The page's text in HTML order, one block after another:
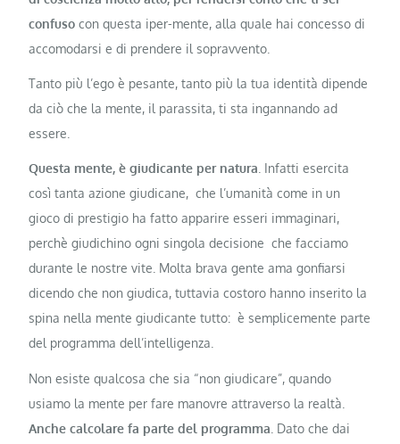
confuso con questa iper-mente, alla quale hai concesso di
accomodarsi e di prendere il sopravvento.
Tanto più l’ego è pesante, tanto più la tua identità dipende
da ciò che la mente, il parassita, ti sta ingannando ad
essere.
Questa mente, è giudicante per natura . Infatti esercita
così tanta azione giudicane, che l’umanità come in un
gioco di prestigio ha fatto apparire esseri immaginari,
perchè giudichino ogni singola decisione che facciamo
durante le nostre vite. Molta brava gente ama gonfiarsi
dicendo che non giudica, tuttavia costoro hanno inserito la
spina nella mente giudicante tutto: è semplicemente parte
del programma dell’intelligenza.
Non esiste qualcosa che sia “non giudicare”, quando
usiamo la mente per fare manovre attraverso la realtà.
Anche calcolare fa parte del programma . Dato che dai